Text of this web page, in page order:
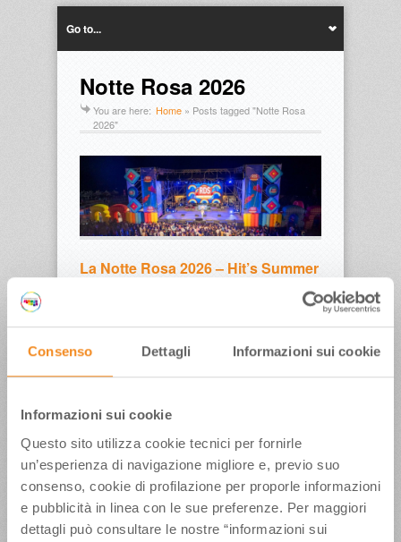
Consenso Dettagli Informazioni sui cookie
Informazioni sui cookie
Questo sito utilizza cookie tecnici per fornirle
un’esperienza di navigazione migliore e, previo suo
consenso, cookie di profilazione per proporle informazioni
e pubblicità in linea con le sue preferenze. Per maggiori
dettagli può consultare le nostre “informazioni sui
Go to...
Notte Rosa 2026
You are here: Home » Posts tagged "Notte Rosa
2026"
La Notte Rosa 2026 – Hit’s Summer
Zilli, Paul Kalkbrenner, Ditonellapiaga, Samurai
Jay, Petra Magoni, Venerus, Aka7even, LDA,
appuntamenti con le albe in rosa e il grande
spettacolo pirotecnico che…read more →
ULTIMI ARTICOLI